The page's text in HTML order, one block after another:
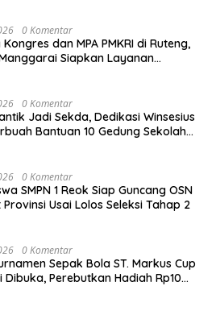
0 Komentar
dan MPA PMKRI di Ruteng,
Siapkan Layanan
0 Komentar
Jadi Sekda, Dedikasi Winsesius
Bantuan 10 Gedung Sekolah
0 Komentar
SMPN 1 Reok Siap Guncang OSN
Usai Lolos Seleksi Tahap 2
0 Komentar
Sepak Bola ST. Markus Cup
Dibuka, Perebutkan Hadiah Rp10